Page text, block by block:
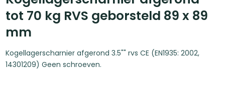
tot 70 kg RVS geborsteld 89 x 89
mm
Kogellagerscharnier afgerond 3.5"" rvs CE (EN1935: 2002,
14301209) Geen schroeven.